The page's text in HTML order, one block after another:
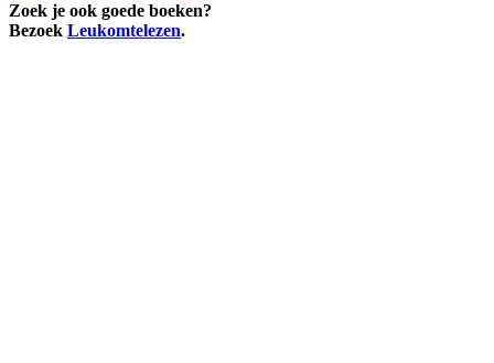
Zoek je ook goede boeken?
Bezoek Leukomtelezen.